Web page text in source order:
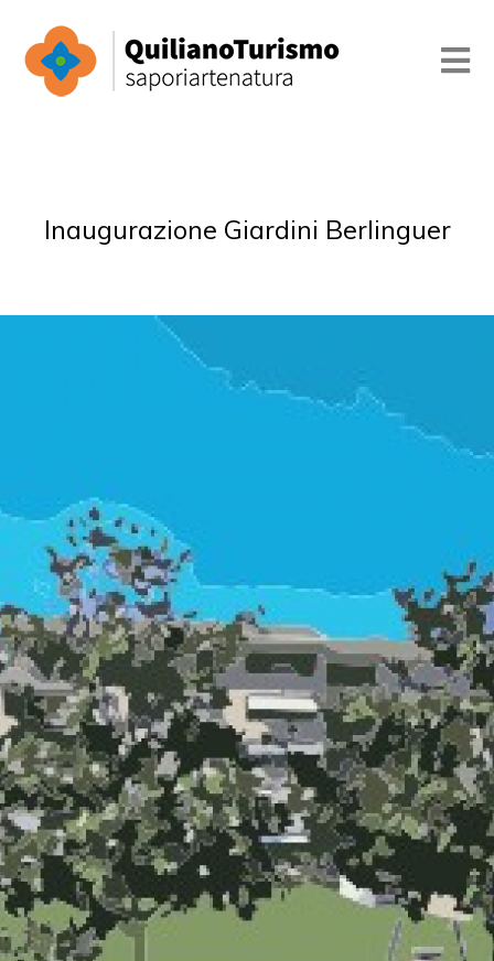
Inaugurazione Giardini Berlinguer